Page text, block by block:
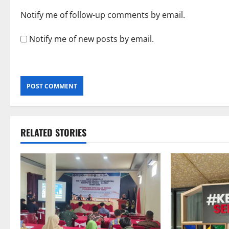
Notify me of follow-up comments by email.
Notify me of new posts by email.
RELATED STORIES